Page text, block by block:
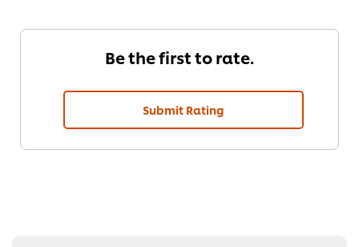
Be the first to rate.
Submit Rating